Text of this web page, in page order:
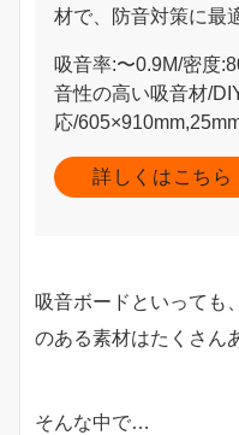
材で、防音対策に最
吸音率:〜0.9M/密度
音性の高い吸音材/
応/
詳しくはこちら
吸音ボードといっても
のある素材はたくさん
そんな中で…